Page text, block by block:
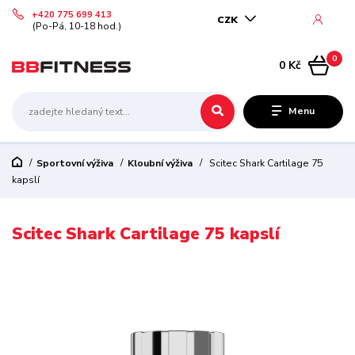
Menu
CZK
+420 775 699 413
(Po-Pá, 10-18 hod.)
0
0 Kč
Sportovní výživa Kloubní výživa
Scitec Shark Cartilage 75
kapslí
Scitec Shark Cartilage 75 kapslí